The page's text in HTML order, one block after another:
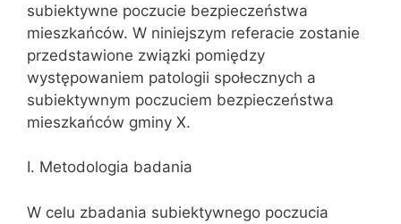
subiektywne poczucie bezpieczeństwa
mieszkańców. W niniejszym referacie zostanie
przedstawione związki pomiędzy
występowaniem patologii społecznych a
subiektywnym poczuciem bezpieczeństwa
mieszkańców gminy X.
I. Metodologia badania
W celu zbadania subiektywnego poczucia